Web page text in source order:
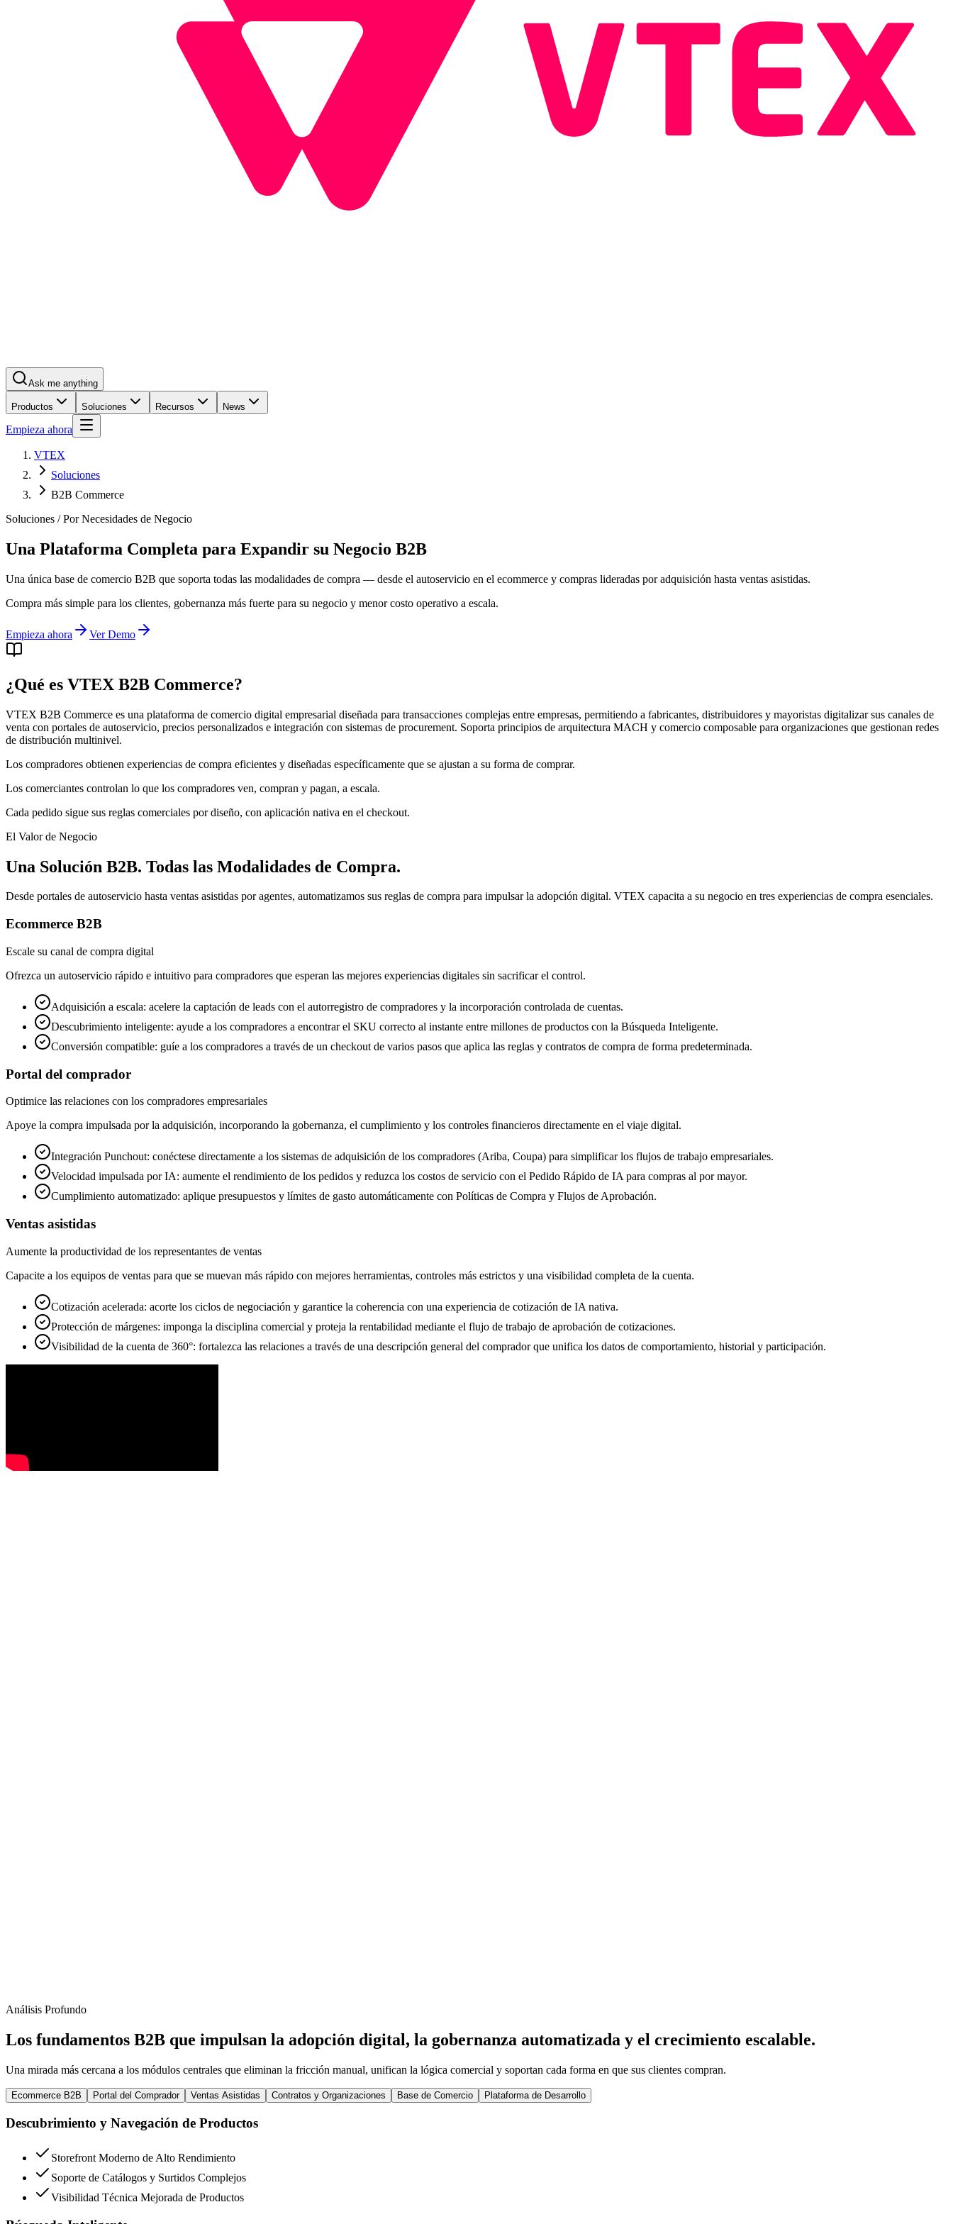
Ask me anything
Productos Soluciones Recursos News
Empieza ahora
VTEX
Soluciones
B2B Commerce
Soluciones / Por Necesidades de Negocio
Una Plataforma Completa para Expandir su Negocio B2B
Una única base de comercio B2B que soporta todas las modalidades de compra — desde el autoservicio en el ecommerce y compras lideradas por adquisición hasta ventas asistidas.
Compra más simple para los clientes, gobernanza más fuerte para su negocio y menor costo operativo a escala.
Empieza ahora Ver Demo
¿Qué es VTEX B2B Commerce?
VTEX B2B Commerce es una plataforma de comercio digital empresarial diseñada para transacciones complejas entre empresas, permitiendo a fabricantes, distribuidores y mayoristas digitalizar sus canales de
venta con portales de autoservicio, precios personalizados e integración con sistemas de procurement. Soporta principios de arquitectura MACH y comercio composable para organizaciones que gestionan redes
de distribución multinivel.
Los compradores obtienen experiencias de compra eficientes y diseñadas específicamente que se ajustan a su forma de comprar.
Los comerciantes controlan lo que los compradores ven, compran y pagan, a escala.
Cada pedido sigue sus reglas comerciales por diseño, con aplicación nativa en el checkout.
El Valor de Negocio
Una Solución B2B. Todas las Modalidades de Compra.
Desde portales de autoservicio hasta ventas asistidas por agentes, automatizamos sus reglas de compra para impulsar la adopción digital. VTEX capacita a su negocio en tres experiencias de compra esenciales.
Ecommerce B2B
Escale su canal de compra digital
Ofrezca un autoservicio rápido e intuitivo para compradores que esperan las mejores experiencias digitales sin sacrificar el control.
Adquisición a escala: acelere la captación de leads con el autorregistro de compradores y la incorporación controlada de cuentas.
Descubrimiento inteligente: ayude a los compradores a encontrar el SKU correcto al instante entre millones de productos con la Búsqueda Inteligente.
Conversión compatible: guíe a los compradores a través de un checkout de varios pasos que aplica las reglas y contratos de compra de forma predeterminada.
Portal del comprador
Optimice las relaciones con los compradores empresariales
Apoye la compra impulsada por la adquisición, incorporando la gobernanza, el cumplimiento y los controles financieros directamente en el viaje digital.
Integración Punchout: conéctese directamente a los sistemas de adquisición de los compradores (Ariba, Coupa) para simplificar los flujos de trabajo empresariales.
Velocidad impulsada por IA: aumente el rendimiento de los pedidos y reduzca los costos de servicio con el Pedido Rápido de IA para compras al por mayor.
Cumplimiento automatizado: aplique presupuestos y límites de gasto automáticamente con Políticas de Compra y Flujos de Aprobación.
Ventas asistidas
Aumente la productividad de los representantes de ventas
Capacite a los equipos de ventas para que se muevan más rápido con mejores herramientas, controles más estrictos y una visibilidad completa de la cuenta.
Cotización acelerada: acorte los ciclos de negociación y garantice la coherencia con una experiencia de cotización de IA nativa.
Protección de márgenes: imponga la disciplina comercial y proteja la rentabilidad mediante el flujo de trabajo de aprobación de cotizaciones.
Visibilidad de la cuenta de 360°: fortalezca las relaciones a través de una descripción general del comprador que unifica los datos de comportamiento, historial y participación.
Análisis Profundo
Los fundamentos B2B que impulsan la adopción digital, la gobernanza automatizada y el crecimiento escalable.
Una mirada más cercana a los módulos centrales que eliminan la fricción manual, unifican la lógica comercial y soportan cada forma en que sus clientes compran.
Ecommerce B2B Portal del Comprador Ventas Asistidas Contratos y Organizaciones Base de Comercio Plataforma de Desarrollo
Descubrimiento y Navegación de Productos
Storefront Moderno de Alto Rendimiento
Soporte de Catálogos y Surtidos Complejos
Visibilidad Técnica Mejorada de Productos